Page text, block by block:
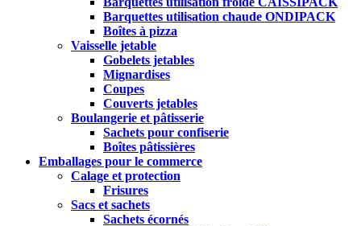
Barquettes utilisation chaude ONDIPACK
Boîtes à pizza
Vaisselle jetable
Gobelets jetables
Mignardises
Coupes
Couverts jetables
Boulangerie et pâtisserie
Sachets pour confiserie
Boîtes pâtissières
Emballages pour le commerce
Calage et protection
Frisures
Sacs et sachets
Sachets écornés